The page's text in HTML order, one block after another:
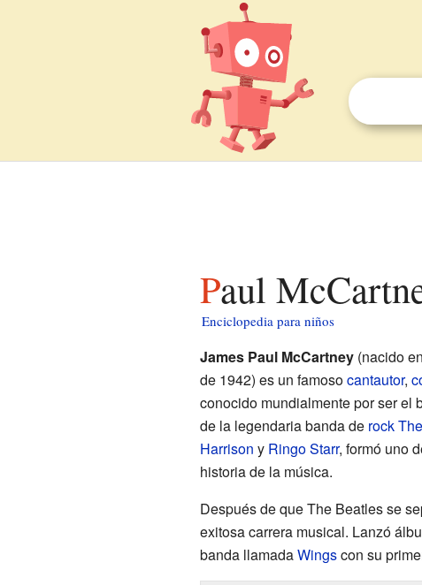
Paul
Enciclopedia para niños
James Paul McCartney(nacido en
de 1942) es un famosocantautor,
conocido mundialmente por ser el
de la legendaria banda de rock
Harrison y Ringo Starr, formó uno
historia de la música.
Después de que The Beatles se
exitosa carrera musical. Lanzó
banda llamadaWingscon su